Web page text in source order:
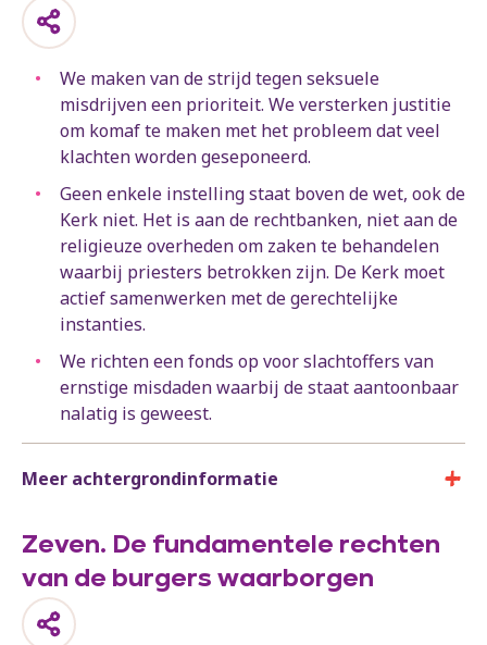
We maken van de strijd tegen seksuele
misdrijven een prioriteit. We versterken justitie
om komaf te maken met het probleem dat veel
klachten worden geseponeerd.
Geen enkele instelling staat boven de wet, ook de
Kerk niet. Het is aan de rechtbanken, niet aan de
religieuze overheden om zaken te behandelen
waarbij priesters betrokken zijn. De Kerk moet
actief samenwerken met de gerechtelijke
instanties.
We richten een fonds op voor slachtoffers van
ernstige misdaden waarbij de staat aantoonbaar
nalatig is geweest.
Meer achtergrondinformatie
Zeven. De fundamentele rechten
van de burgers waarborgen